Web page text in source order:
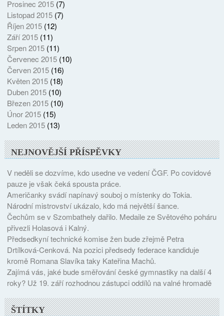
Prosinec 2015(7)
Listopad 2015(7)
Říjen 2015(12)
Září 2015(11)
Srpen 2015(11)
Červenec 2015(10)
Červen 2015(16)
Květen 2015(18)
Duben 2015(10)
Březen 2015(10)
Únor 2015(15)
Leden 2015(13)
NEJNOVĚJŠÍ PŘÍSPĚVKY
V neděli se dozvíme, kdo usedne ve vedení ČGF. Po covidové
pauze je však čeká spousta práce.
Američanky svádí napínavý souboj o místenky do Tokia.
Národní mistrovství ukázalo, kdo má největší šance.
Čechům se v Szombathely dařilo. Medaile ze Světového poháru
přivezli Holasová i Kalný.
Předsedkyní technické komise žen bude zřejmě Petra
Drtílková-Cenková. Na pozici předsedy federace kandiduje
kromě Romana Slavíka taky Kateřina Machů.
Zajímá vás, jaké bude směřování české gymnastiky na další 4
roky? Už 19. září rozhodnou zástupci oddílů na valné hromadě
ŠTÍTKY